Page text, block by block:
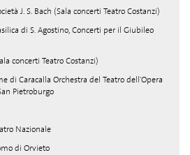
J. S. Bach (Sala concerti Teatro Costanzi)
di S. Agostino, Concerti per il Giubileo
concerti Teatro Costanzi)
di Caracalla Orchestra del Teatro dell'Opera
Pietroburgo
Nazionale
di Orvieto